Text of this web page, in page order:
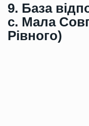
9. База
с. Мала
Рівного)